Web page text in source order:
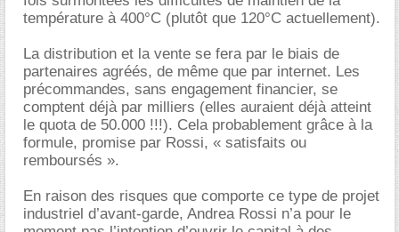
température à 400°C (plutôt que 120°C actuellement).
La distribution et la vente se fera par le biais de
partenaires agréés, de même que par internet. Les
précommandes, sans engagement financier, se
comptent déjà par milliers (elles auraient déjà atteint
le quota de 50.000 !!!). Cela probablement grâce à la
formule, promise par Rossi, « satisfaits ou
remboursés ».
En raison des risques que comporte ce type de projet
industriel d’avant-garde, Andrea Rossi n’a pour le